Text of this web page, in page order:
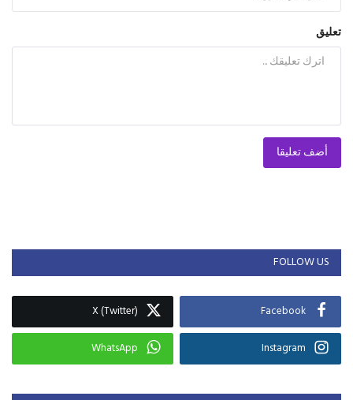
تعليق
أضف تعليقا
FOLLOW US
Facebook
X (Twitter)
Instagram
WhatsApp